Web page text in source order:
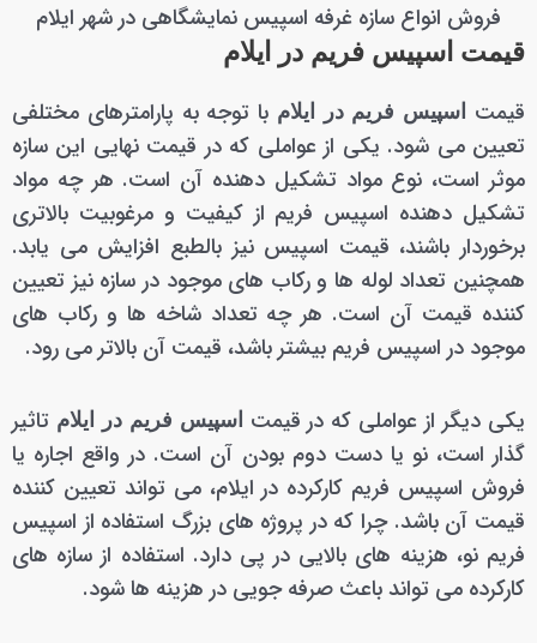
فروش انواع سازه غرفه اسپیس نمایشگاهی در شهر ایلام
قیمت اسپیس فریم در ایلام
قیمت اسپیس فریم در ایلام با توجه به پارامترهای مختلفی
تعیین می شود. یکی از عواملی که در قیمت نهایی این سازه
موثر است، نوع مواد تشکیل دهنده آن است. هر چه مواد
تشکیل دهنده اسپیس فریم از کیفیت و مرغوبیت بالاتری
برخوردار باشند، قیمت اسپیس نیز بالطبع افزایش می یابد.
همچنین تعداد لوله ها و رکاب های موجود در سازه نیز تعیین
کننده قیمت آن است. هر چه تعداد شاخه ها و رکاب های
موجود در اسپیس فریم بیشتر باشد، قیمت آن بالاتر می رود.
یکی دیگر از عواملی که در قیمت اسپیس فریم در ایلام تاثیر
گذار است، نو یا دست دوم بودن آن است. در واقع اجاره یا
فروش اسپیس فریم کارکرده در ایلام، می تواند تعیین کننده
قیمت آن باشد. چرا که در پروژه های بزرگ استفاده از اسپیس
فریم نو، هزینه های بالایی در پی دارد. استفاده از سازه های
کارکرده می تواند باعث صرفه جویی در هزینه ها شود.